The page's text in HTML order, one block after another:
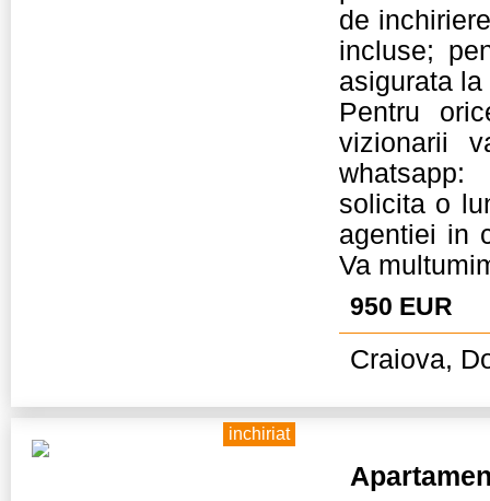
de
incluse;
asigurata
Pentru
vizionarii
solicita o
agentiei in
Va
950 EUR
Craiova,
inchiriat